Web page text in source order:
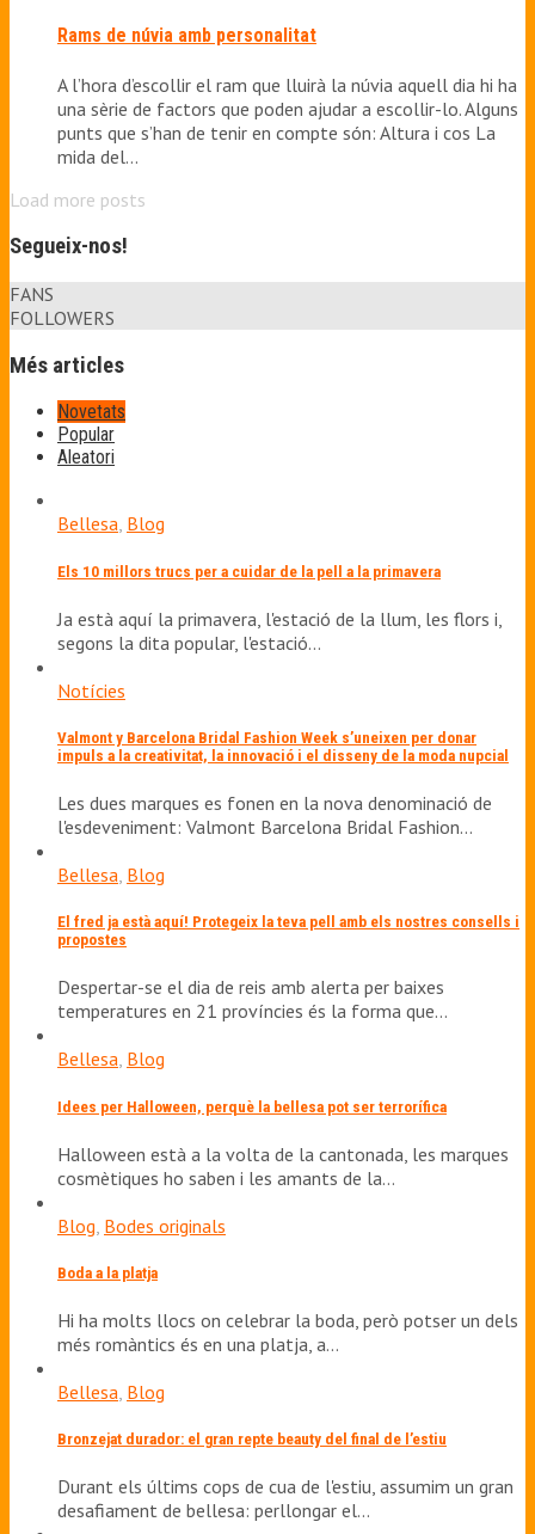
Rams de núvia amb personalitat
A l’hora d’escollir el ram que lluirà la núvia aquell dia hi ha
una sèrie de factors que poden ajudar a escollir-lo. Alguns
punts que s’han de tenir en compte són: Altura i cos La
mida del…
Load more posts
Segueix-nos!
FANS
FOLLOWERS
Més articles
Novetats
Popular
Aleatori
Bellesa, Blog
Els 10 millors trucs per a cuidar de la pell a la primavera
Ja està aquí la primavera, l'estació de la llum, les flors i,
segons la dita popular, l'estació…
Notícies
Valmont y Barcelona Bridal Fashion Week s’uneixen per donar
impuls a la creativitat, la innovació i el disseny de la moda nupcial
Les dues marques es fonen en la nova denominació de
l'esdeveniment: Valmont Barcelona Bridal Fashion…
Bellesa, Blog
El fred ja està aquí! Protegeix la teva pell amb els nostres consells i
propostes
Despertar-se el dia de reis amb alerta per baixes
temperatures en 21 províncies és la forma que…
Bellesa, Blog
Idees per Halloween, perquè la bellesa pot ser terrorífica
Halloween està a la volta de la cantonada, les marques
cosmètiques ho saben i les amants de la…
Blog Bodes originals
Boda a la platja
Hi ha molts llocs on celebrar la boda, però potser un dels
més romàntics és en una platja, a…
Bellesa, Blog
Bronzejat durador: el gran repte beauty del final de l’estiu
Durant els últims cops de cua de l'estiu, assumim un gran
desafiament de bellesa: perllongar el…